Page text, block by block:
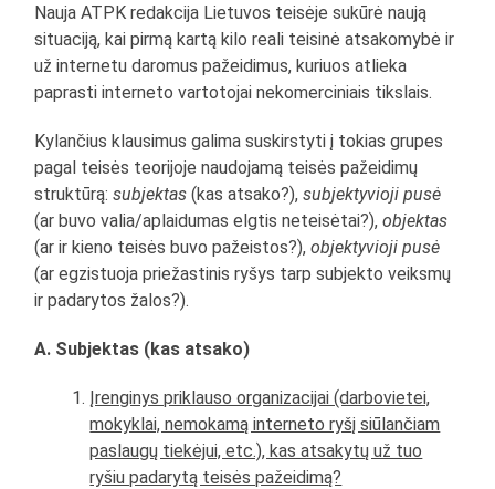
Nauja ATPK redakcija Lietuvos teisėje sukūrė naują
situaciją, kai pirmą kartą kilo reali teisinė atsakomybė ir
už internetu daromus pažeidimus, kuriuos atlieka
paprasti interneto vartotojai nekomerciniais tikslais.
Kylančius klausimus galima suskirstyti į tokias grupes
pagal teisės teorijoje naudojamą teisės pažeidimų
struktūrą:subjektas (kas atsako?),subjektyvioji pusė
(ar buvo valia/aplaidumas elgtis neteisėtai?),objektas
(ar ir kieno teisės buvo pažeistos?),objektyvioji pusė
(ar egzistuoja priežastinis ryšys tarp subjekto veiksmų
ir padarytos žalos?).
A. Subjektas (kas atsako)
Įrenginys priklauso organizacijai (darbovietei,
mokyklai, nemokamą interneto ryšį siūlančiam
paslaugų tiekėjui, etc.), kas atsakytų už tuo
ryšiu padarytą teisės pažeidimą?